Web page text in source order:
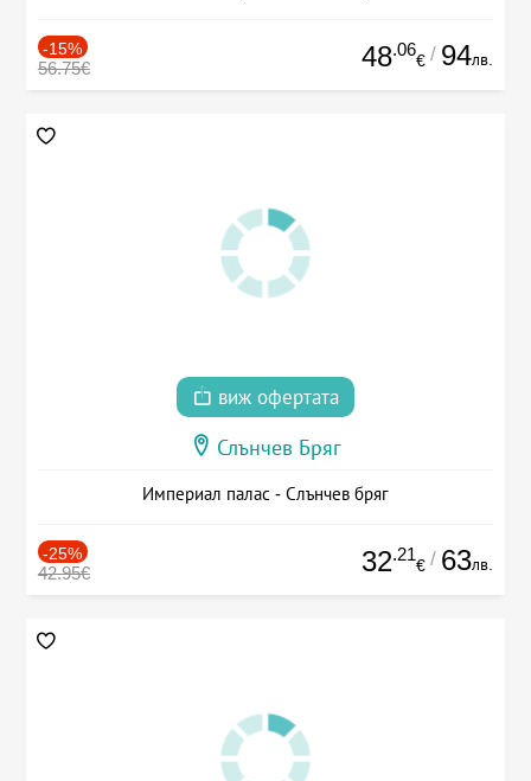
-15%
56.75€ 48.06
€ / 94лв.
виж офертата
Слънчев Бряг
Империал палас - Слънчев бряг
-25%
42.95€ 32.21
€ / 63лв.